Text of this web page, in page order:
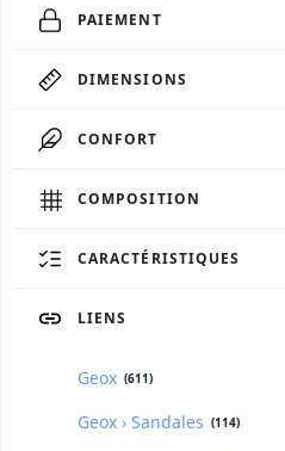
PAIEMENT
DIMENSIONS
CONFORT
COMPOSITION
CARACTÉRISTIQUES
LIENS
Geox (611)
Geox › Sandales (114)